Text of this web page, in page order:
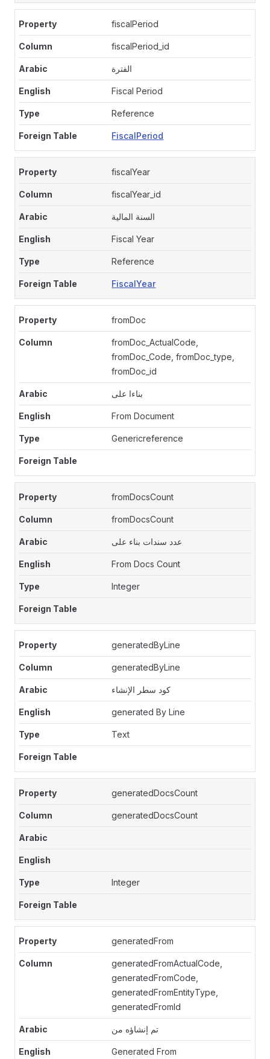
fiscalPeriod
fiscalPeriod_id
الفترة
Fiscal Period
Reference
FiscalPeriod
fiscalYear
fiscalYear_id
السنة المالية
Fiscal Year
Reference
FiscalYear
fromDoc
fromDoc_ActualCode,
fromDoc_Code, fromDoc_type,
fromDoc_id
بناءا على
From Document
Genericreference
fromDocsCount
fromDocsCount
عدد سندات بناء على
From Docs Count
Integer
generatedByLine
generatedByLine
كود سطر الإنشاء
generated By Line
Text
generatedDocsCount
generatedDocsCount
Integer
generatedFrom
generatedFromActualCode,
generatedFromCode,
generatedFromEntityType,
generatedFromId
تم إنشاؤه من
Generated From